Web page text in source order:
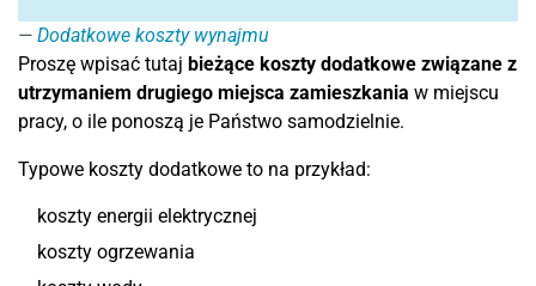
Dodatkowe koszty wynajmu
Proszę wpisać tutaj bieżące koszty dodatkowe związane z
utrzymaniem drugiego miejsca zamieszkania w miejscu
pracy, o ile ponoszą je Państwo samodzielnie.
Typowe koszty dodatkowe to na przykład:
koszty energii elektrycznej
koszty ogrzewania